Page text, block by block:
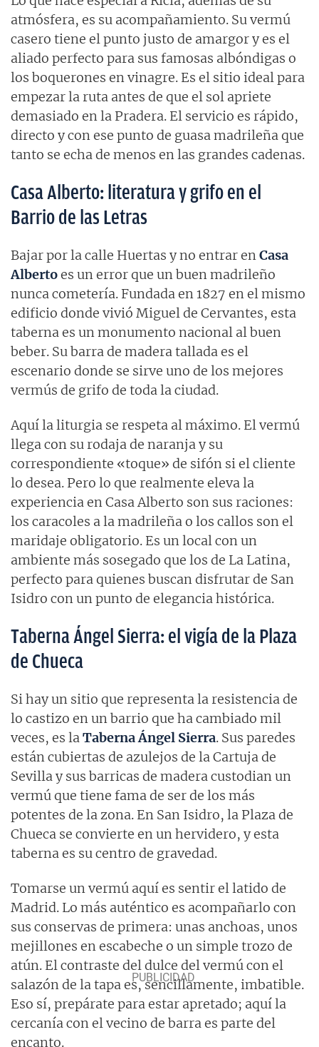
atmósfera, es su acompañamiento. Su vermú
casero tiene el punto justo de amargor y es el
aliado perfecto para sus famosas albóndigas o
los boquerones en vinagre. Es el sitio ideal para
empezar la ruta antes de que el sol apriete
demasiado en la Pradera. El servicio es rápido,
directo y con ese punto de guasa madrileña que
tanto se echa de menos en las grandes cadenas.
Casa Alberto: literatura y grifo en el
Barrio de las Letras
Bajar por la calle Huertas y no entrar enCasa
Albertoes un error que un buen madrileño
nunca cometería. Fundada en 1827 en el mismo
edificio donde vivió Miguel de Cervantes, esta
taberna es un monumento nacional al buen
beber. Su barra de madera tallada es el
escenario donde se sirve uno de los mejores
vermús de grifo de toda la ciudad.
Aquí la liturgia se respeta al máximo. El vermú
llega con su rodaja de naranja y su
correspondiente «toque» de sifón si el cliente
lo desea. Pero lo que realmente eleva la
experiencia en Casa Alberto son sus raciones:
los caracoles a la madrileña o los callos son el
maridaje obligatorio. Es un local con un
ambiente más sosegado que los de La Latina,
perfecto para quienes buscan disfrutar de San
Isidro con un punto de elegancia histórica.
Taberna Ángel Sierra: el vigía de la Plaza
de Chueca
Si hay un sitio que representa la resistencia de
lo castizo en un barrio que ha cambiado mil
veces, es laTaberna Ángel Sierra. Sus paredes
están cubiertas de azulejos de la Cartuja de
Sevilla y sus barricas de madera custodian un
vermú que tiene fama de ser de los más
potentes de la zona. En San Isidro, la Plaza de
Chueca se convierte en un hervidero, y esta
taberna es su centro de gravedad.
Tomarse un vermú aquí es sentir el latido de
Madrid. Lo más auténtico es acompañarlo con
sus conservas de primera: unas anchoas, unos
mejillones en escabeche o un simple trozo de
atún. El contraste del dulce del vermú con el
salazón de la tapa es, sencillamente, imbatible.
Eso sí, prepárate para estar apretado; aquí la
cercanía con el vecino de barra es parte del
encanto.